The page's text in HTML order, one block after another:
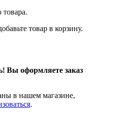
товар в корзину.
Вы оформляете заказ
в нашем магазине,
.